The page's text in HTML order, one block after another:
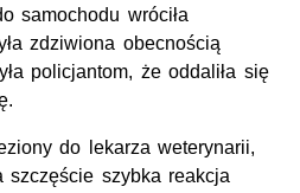
samochodu wróciła
zdziwiona obecnością
policjantom, że oddaliła się
do lekarza weterynarii,
szczęście szybka reakcja